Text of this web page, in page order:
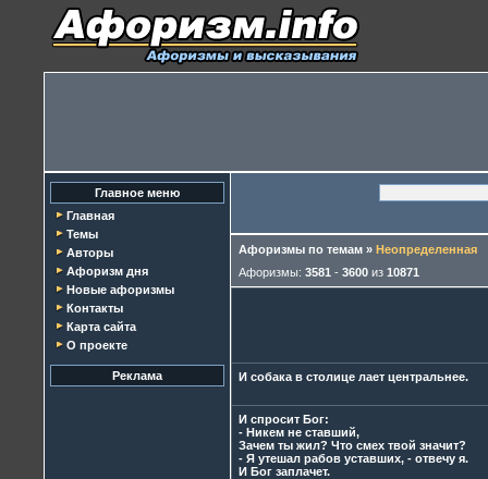
Главное меню
Главная
Темы
Авторы
Афоризм дня
Новые афоризмы
Контакты
Карта сайта
О проекте
Реклама
Афоризмы по темам » Неопределенная
Афоризмы: 3581 - 3600 из 10871
И собака в столице лает центральнее.
И спросит Бог:
- Никем не ставший,
Зачем ты жил? Что смех твой значит?
- Я утешал рабов уставших, - отвечу я.
И Бог заплачет.